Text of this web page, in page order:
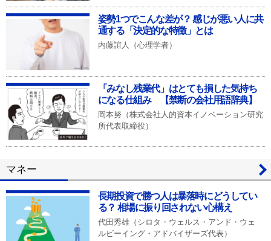
姿勢1つでこんな差が？ 感じが悪い人に共
通する「決定的な特徴」とは
内藤誼人（心理学者）
「みなし残業代」はとても損した気持ち
になる仕組み 【禁断の会社用語辞典】
岡本努（株式会社人的資本イノベーション研究
所代表取締役）
マネー
長期投資で勝つ人は暴落時にどうしてい
る？ 相場に振り回されない心構え
代田秀雄（シロタ・ウェルス・アンド・ウェ
ルビーイング・アドバイザーズ代表）